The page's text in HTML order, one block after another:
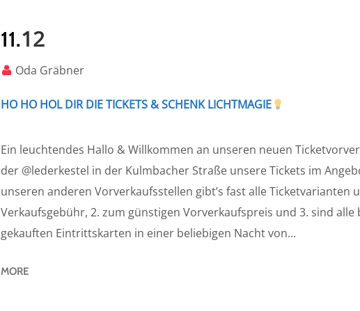
11.12
Oda Gräbner
HO HO HOL DIR DIE TICKETS & SCHENK LICHTMAGIE
Ein leuchtendes Hallo & Willkommen an unseren neuen
der @lederkestel in der Kulmbacher Straße unsere Tickets im
unseren anderen Vorverkaufsstellen gibt’s fast alle Ticketvarianten
Verkaufsgebühr, 2. zum günstigen Vorverkaufspreis und 3. sind alle
gekauften Eintrittskarten in einer beliebigen Nacht von...
MORE